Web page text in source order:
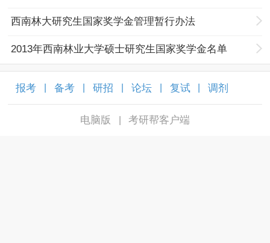
西南林大研究生国家奖学金管理暂行办法
2013年西南林业大学硕士研究生国家奖学金名单
报考 备考 研招 论坛 复试 调剂
电脑版 考研帮客户端